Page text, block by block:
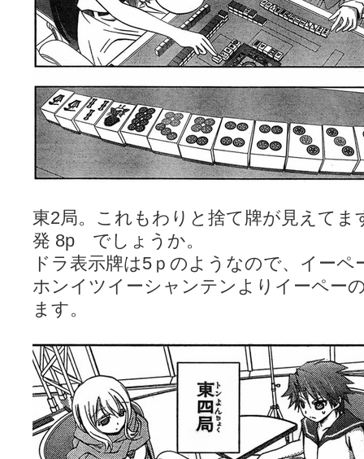
東2局。これもわりと捨て牌が見えてま
発 8p でしょうか。
ドラ表示牌は5ｐのようなので、イーペ
ホンイツイーシャンテンよりイーペー
ます。